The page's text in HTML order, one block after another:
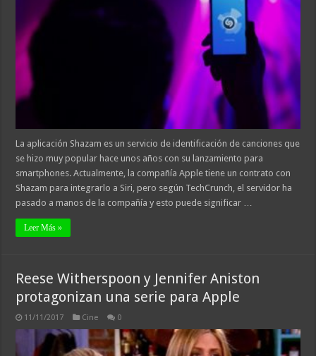
La aplicación Shazam es un servicio de identificación de canciones que
se hizo muy popular hace unos años con su lanzamiento para
smartphones. Actualmente, la compañía Apple tiene un contrato con
Shazam para integrarlo a Siri, pero según TechCrunch, el servidor ha
pasado a manos de la compañía y esto puede significar …
Leer Más »
Reese Witherspoon y Jennifer Aniston
protagonizan una serie para Apple
11/11/2017 Cine 0